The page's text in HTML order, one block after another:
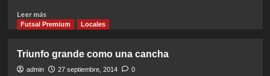
Leer másRead
more
listo
para
Futsal Premium Locales
Triunfo grande como una cancha
admin 27 septiembre, 2014 0